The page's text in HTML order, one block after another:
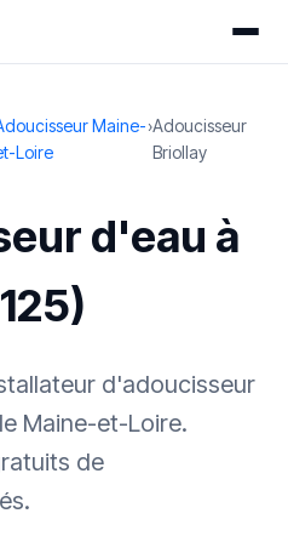
Maine-
Loire
›Adoucisseur
Briollay
d'eau à
d'adoucisseur
Maine-et-Loire.
de